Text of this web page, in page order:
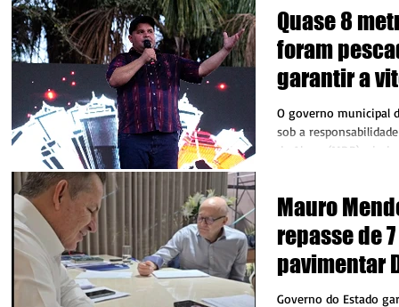
Quase 8
foram
garantir a
premiados
Gaúchos
O governo municipal
sob a
de Abreu (MDB),
Mauro
repasse de
pavimentar
Porto dos
Governo do Estado